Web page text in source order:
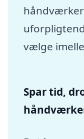
vælge
Spar tid,